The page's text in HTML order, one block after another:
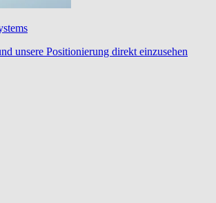
unsere Positionierung direkt einzusehen